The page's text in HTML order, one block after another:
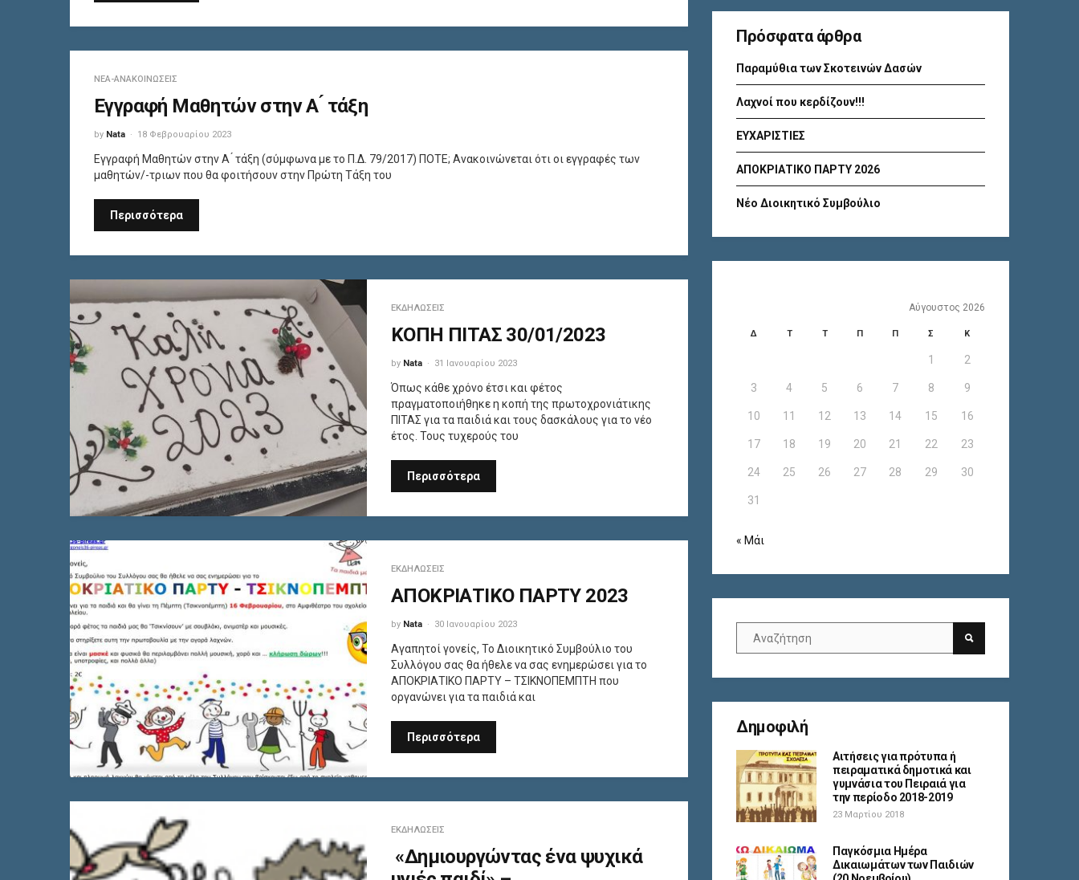
ΝΈΑ-ΑΝΑΚΟΙΝΏΣΕΙΣ
Εγγραφή Μαθητών στην Α ́ τάξη
by Nata 18 Φεβρουαρίου 2023
Εγγραφή Μαθητών στην Α ́ τάξη (σύμφωνα με το Π.Δ. 79/2017) ΠΟΤΕ; Ανακοινώνεται ότι οι εγγραφές των
μαθητών/-τριων που θα φοιτήσουν στην Πρώτη Τάξη του
Περισσότερα
ΕΚΔΗΛΏΣΕΙΣ
ΚΟΠΗ ΠΙΤΑΣ 30/01/2023
by Nata 31 Ιανουαρίου 2023
Όπως κάθε χρόνο έτσι και φέτος
πραγματοποιήθηκε η κοπή της πρωτοχρονιάτικης
ΠΙΤΑΣ για τα παιδιά και τους δασκάλους για το νέο
έτος. Τους τυχερούς του
Περισσότερα
ΕΚΔΗΛΏΣΕΙΣ
ΑΠΟΚΡΙΑΤΙΚΟ ΠΑΡΤΥ 2023
by Nata 30 Ιανουαρίου 2023
Αγαπητοί γονείς, Το Διοικητικό Συμβούλιο του
Συλλόγου σας θα ήθελε να σας ενημερώσει για το
ΑΠΟΚΡΙΑΤΙΚΟ ΠΑΡΤΥ – ΤΣΙΚΝΟΠΕΜΠΤΗ που
οργανώνει για τα παιδιά και
Περισσότερα
ΕΚΔΗΛΏΣΕΙΣ
«Δημιουργώντας ένα ψυχικά
Πρόσφατα άρθρα
Παραμύθια των Σκοτεινών Δασών
Λαχνοί που κερδίζουν!!!
ΕΥΧΑΡΙΣΤΙΕΣ
ΑΠΟΚΡΙΑΤΙΚΟ ΠΑΡΤΥ 2026
Νέο Διοικητικό Συμβούλιο
Αύγουστος 2026
Δ Τ Τ Π Π Σ Κ
1 2
3 4 5 6 7 8 9
10 11 12 13 14 15 16
17 18 19 20 21 22 23
24 25 26 27 28 29 30
31
« Μάι
Δημοφιλή
Αιτήσεις για πρότυπα ή
πειραματικά δημοτικά και
γυμνάσια του Πειραιά για
την περίοδο 2018-2019
23 Μαρτίου 2018
Παγκόσμια Ημέρα
Δικαιωμάτων των Παιδιών